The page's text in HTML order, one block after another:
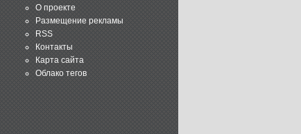
О проекте
Размещение рекламы
RSS
Контакты
Карта сайта
Облако тегов